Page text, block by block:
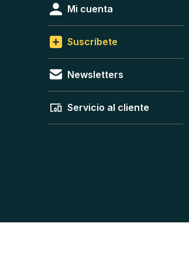
Mi cuenta
Suscríbete
Newsletters
Servicio al cliente